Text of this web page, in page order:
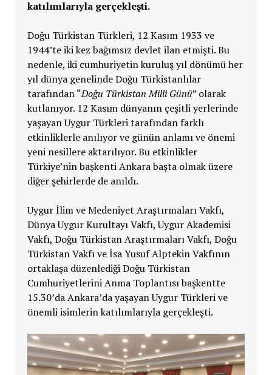
katılımlarıyla gerçekleşti.
Doğu Türkistan Türkleri, 12 Kasım 1933 ve
1944’te iki kez bağımsız devlet ilan etmişti. Bu
nedenle, iki cumhuriyetin kuruluş yıl dönümü her
yıl dünya genelinde Doğu Türkistanlılar
tarafından “Doğu Türkistan Milli Günü” olarak
kutlanıyor. 12 Kasım dünyanın çeşitli yerlerinde
yaşayan Uygur Türkleri tarafından farklı
etkinliklerle anılıyor ve günün anlamı ve önemi
yeni nesillere aktarılıyor. Bu etkinlikler
Türkiye’nin başkenti Ankara başta olmak üzere
diğer şehirlerde de anıldı.
Uygur İlim ve Medeniyet Araştırmaları Vakfı,
Dünya Uygur Kurultayı Vakfı, Uygur Akademisi
Vakfı, Doğu Türkistan Araştırmaları Vakfı, Doğu
Türkistan Vakfı ve İsa Yusuf Alptekin Vakfının
ortaklaşa düzenlediği Doğu Türkistan
Cumhuriyetlerini Anma Toplantısı başkentte
15.30’da Ankara’da yaşayan Uygur Türkleri ve
önemli isimlerin katılımlarıyla gerçekleşti.